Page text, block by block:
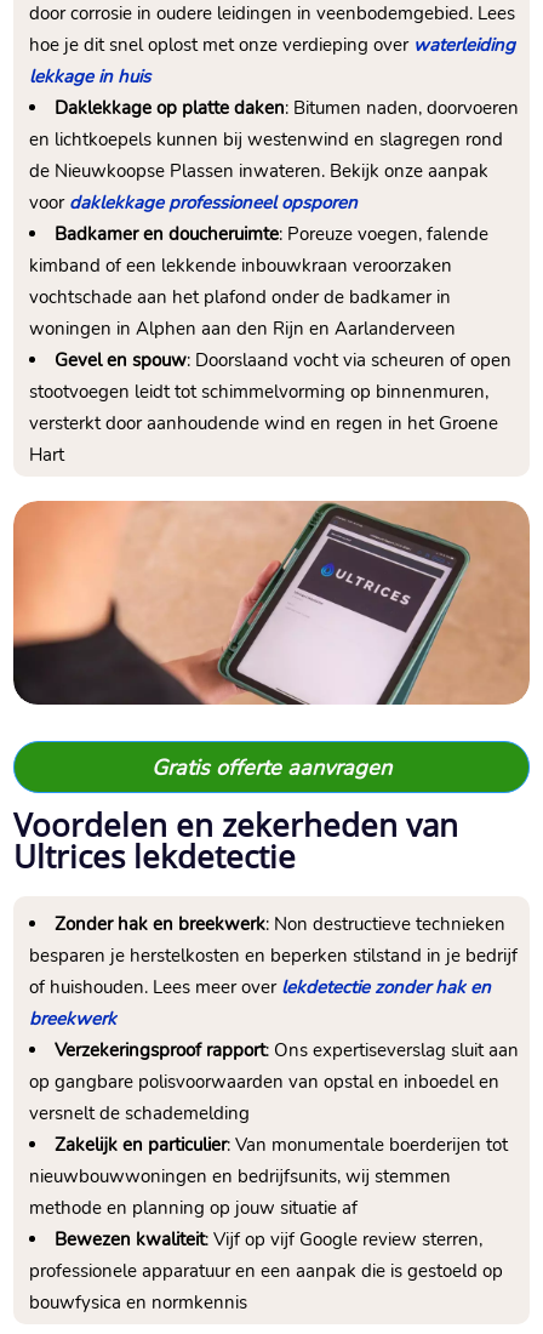
door corrosie in oudere leidingen in veenbodemgebied.​ Lees
hoe je dit snel oplost met onze verdieping over waterleiding
lekkage in huis
Daklekkage op platte daken: Bitumen naden, doorvoeren
en lichtkoepels kunnen bij westenwind en slagregen rond
de Nieuwkoopse Plassen inwateren.​ Bekijk onze aanpak
voor daklekkage professioneel opsporen
Badkamer en doucheruimte: Poreuze voegen, falende
kimband of een lekkende inbouwkraan veroorzaken
vochtschade aan het plafond onder de badkamer in
woningen in Alphen aan den Rijn en Aarlanderveen
Gevel en spouw: Doorslaand vocht via scheuren of open
stootvoegen leidt tot schimmelvorming op binnenmuren,
versterkt door aanhoudende wind en regen in het Groene
Hart
Gratis offerte aanvragen
Voordelen en zekerheden van
Ultrices lekdetectie
Zonder hak en breekwerk: Non destructieve technieken
besparen je herstelkosten en beperken stilstand in je bedrijf
of huishouden.​ Lees meer over lekdetectie zonder hak en
breekwerk
Verzekeringsproof rapport: Ons expertiseverslag sluit aan
op gangbare polisvoorwaarden van opstal en inboedel en
versnelt de schademelding
Zakelijk en particulier: Van monumentale boerderijen tot
nieuwbouwwoningen en bedrijfsunits, wij stemmen
methode en planning op jouw situatie af
Bewezen kwaliteit: Vijf op vijf Google review sterren,
professionele apparatuur en een aanpak die is gestoeld op
bouwfysica en normkennis